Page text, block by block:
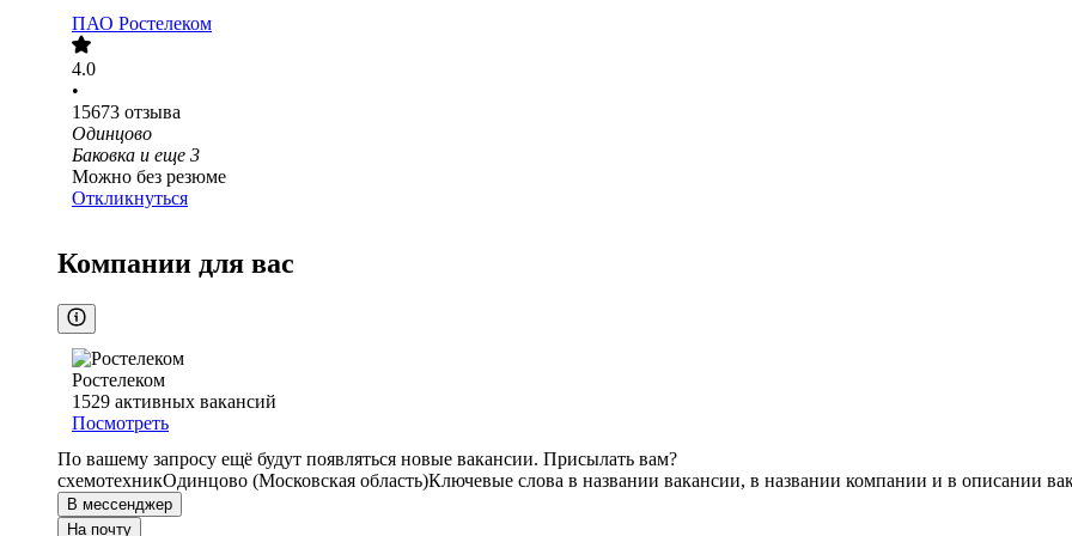
ПАО Ростелеком
4.0
•
15673 отзыва
Одинцово
Баковка и еще 3
Можно без резюме
Откликнуться
Компании для вас
Ростелеком
1529 активных вакансий
Посмотреть
По вашему запросу ещё будут появляться новые вакансии. Присылать вам?
схемотехникОдинцово (Московская область)Ключевые слова в названии вакансии, в названии компании и в описании
В мессенджер
На почту